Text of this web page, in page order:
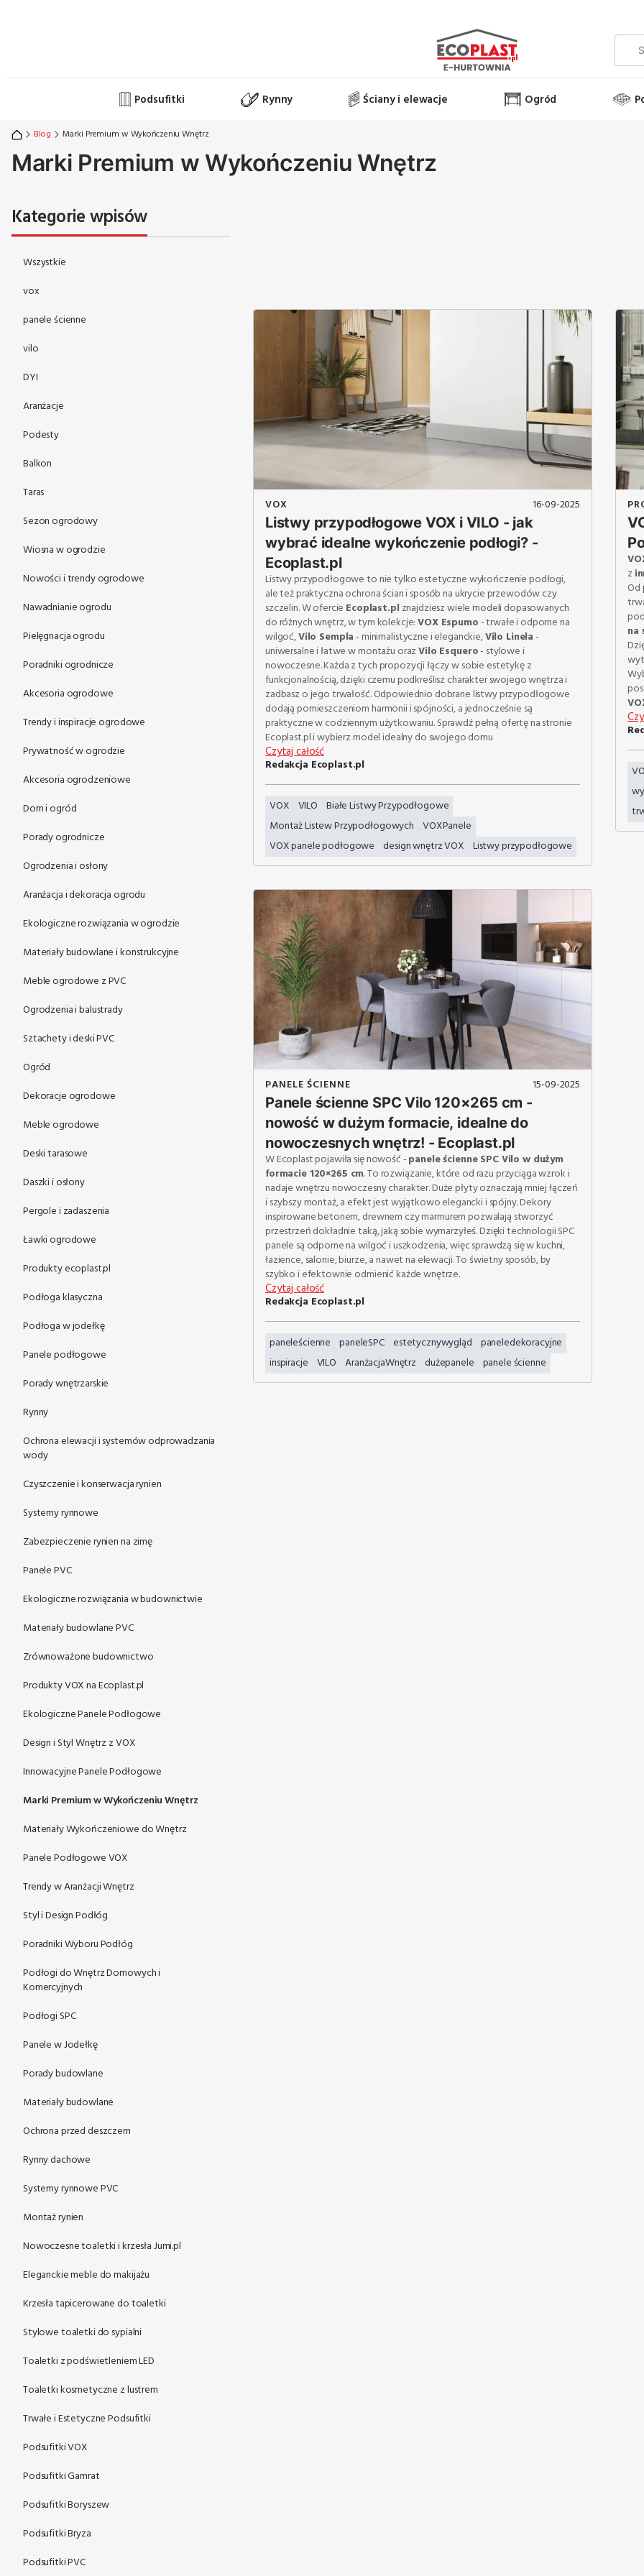
Podsufitki Rynny Ściany i elewacje Ogród
Blog Marki Premium w Wykończeniu Wnętrz
Marki Premium w Wykończeniu Wnętrz
Kategorie wpisów
Wszystkie
vox
panele ścienne
vilo
DYI
Aranżacje
Podesty
Balkon
Taras
Sezon ogrodowy
Wiosna w ogrodzie
Nowości i trendy ogrodowe
Nawadnianie ogrodu
Pielęgnacja ogrodu
Poradniki ogrodnicze
Akcesoria ogrodowe
Trendy i inspiracje ogrodowe
Prywatność w ogrodzie
Akcesoria ogrodzeniowe
Dom i ogród
Porady ogrodnicze
Ogrodzenia i osłony
Aranżacja i dekoracja ogrodu
Ekologiczne rozwiązania w ogrodzie
Materiały budowlane i konstrukcyjne
Meble ogrodowe z PVC
Ogrodzenia i balustrady
Sztachety i deski PVC
Ogród
Dekoracje ogrodowe
Meble ogrodowe
Deski tarasowe
Daszki i osłony
Pergole i zadaszenia
Ławki ogrodowe
Produkty ecoplast.pl
Podłoga klasyczna
Podłoga w jodełkę
Panele podłogowe
Porady wnętrzarskie
Rynny
Ochrona elewacji i systemów odprowadzania
wody
Czyszczenie i konserwacja rynien
Systemy rynnowe
Zabezpieczenie rynien na zimę
Panele PVC
Ekologiczne rozwiązania w budownictwie
Materiały budowlane PVC
Zrównoważone budownictwo
Produkty VOX na Ecoplast.pl
Ekologiczne Panele Podłogowe
Design i Styl Wnętrz z VOX
Innowacyjne Panele Podłogowe
Marki Premium w Wykończeniu Wnętrz
Materiały Wykończeniowe do Wnętrz
Panele Podłogowe VOX
Trendy w Aranżacji Wnętrz
Styl i Design Podłóg
Poradniki Wyboru Podłóg
Podłogi do Wnętrz Domowych i
Komercyjnych
Podłogi SPC
Panele w Jodełkę
Porady budowlane
Materiały budowlane
Ochrona przed deszczem
Rynny dachowe
Systemy rynnowe PVC
Montaż rynien
Nowoczesne toaletki i krzesła Jumi.pl
Eleganckie meble do makijażu
Krzesła tapicerowane do toaletki
Stylowe toaletki do sypialni
Toaletki z podświetleniem LED
Toaletki kosmetyczne z lustrem
Trwałe i Estetyczne Podsufitki
Podsufitki VOX
Podsufitki Gamrat
Podsufitki Boryszew
Podsufitki Bryza
Podsufitki PVC
VOX 16-09-2025
Listwy przypodłogowe VOX i VILO - jak
wybrać idealne wykończenie podłogi? -
Ecoplast.pl
Listwy przypodłogowe to nie tylko estetyczne wykończenie podłogi,
ale też praktyczna ochrona ścian i sposób na ukrycie przewodów czy
szczelin. W ofercie Ecoplast.pl znajdziesz wiele modeli dopasowanych
do różnych wnętrz, w tym kolekcje:VOX Espumo- trwałe i odporne na
wilgoć,Vilo Sempla- minimalistyczne i eleganckie,Vilo Linela-
uniwersalne i łatwe w montażu orazVilo Esquero- stylowe i
nowoczesne. Każda z tych propozycji łączy w sobie estetykę z
funkcjonalnością, dzięki czemu podkreślisz charakter swojego wnętrza i
zadbasz o jego trwałość. Odpowiednio dobrane listwy przypodłogowe
dodają pomieszczeniom harmonii i spójności, a jednocześnie są
praktyczne w codziennym użytkowaniu. Sprawdź pełną ofertę na stronie
Ecoplast.pl i wybierz model idealny do swojego domu
Czytaj całość
Redakcja Ecoplast.pl
VOX VILO Białe Listwy Przypodłogowe
Montaż Listew Przypodłogowych VOXPanele
VOX panele podłogowe
design wnętrz VOX Listwy przypodłogowe
PANELE ŚCIENNE 15-09-2025
Panele ścienne SPC Vilo 120×265 cm -
nowość w dużym formacie, idealne do
nowoczesnych wnętrz! - Ecoplast.pl
W Ecoplast pojawiła się nowość -panele ścienne SPC Vilo w dużym
formacie 120×265 cm. To rozwiązanie, które od razu przyciąga wzrok i
nadaje wnętrzu nowoczesny charakter. Duże płyty oznaczają mniej łączeń
i szybszy montaż, a efekt jest wyjątkowo elegancki i spójny. Dekory
inspirowane betonem, drewnem czy marmurem pozwalają stworzyć
przestrzeń dokładnie taką, jaką sobie wymarzyłeś. Dzięki technologii SPC
panele są odporne na wilgoć i uszkodzenia, więc sprawdzą się w kuchni,
łazience, salonie, biurze, a nawet na elewacji. To świetny sposób, by
szybko i efektownie odmienić każde wnętrze.
Czytaj całość
Redakcja Ecoplast.pl
paneleścienne paneleSPC estetycznywygląd paneledekoracyjne
inspiracje VILO AranżacjaWnętrz dużepanele panele ścienne
z
Od
na